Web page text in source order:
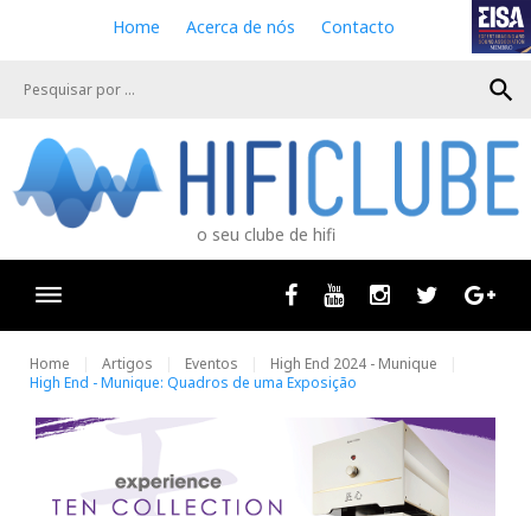
e
Home Acerca de nós Contacto
search
o seu clube de hifi
Facebook
Youtube InstagramTwitter
Home Artigos Eventos
High End 2024 - Munique
High End - Munique: Quadros de uma Exposição